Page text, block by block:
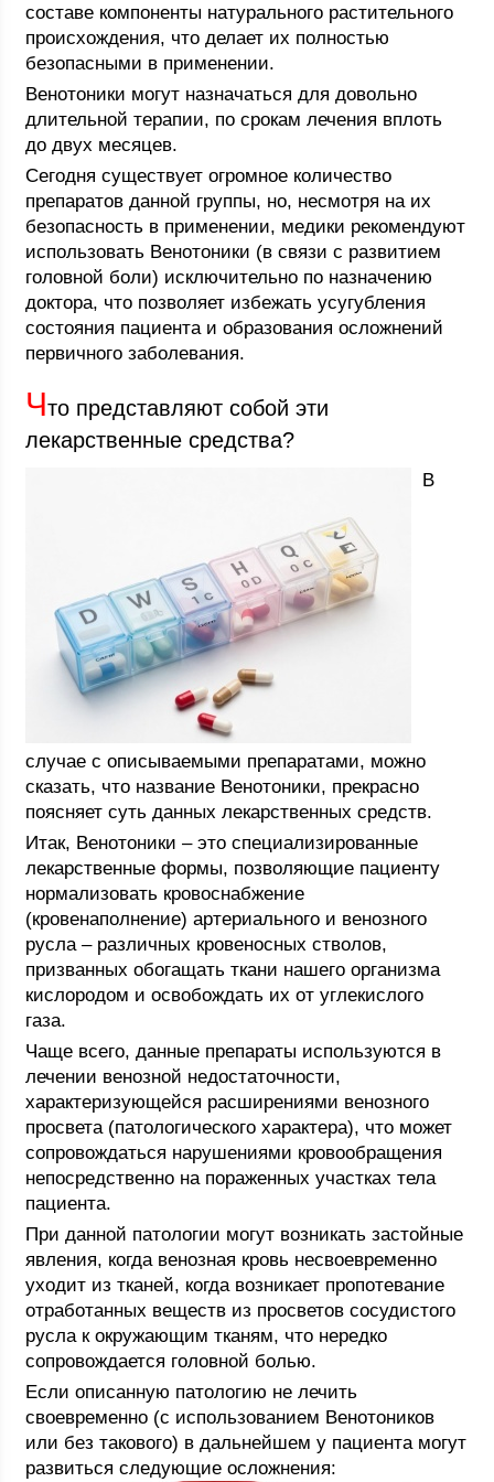
составе компоненты натурального растительного
происхождения, что делает их полностью
безопасными в применении.
Венотоники могут назначаться для довольно
длительной терапии, по срокам лечения вплоть
до двух месяцев.
Сегодня существует огромное количество
препаратов данной группы, но, несмотря на их
безопасность в применении, медики рекомендуют
использовать Венотоники (в связи с развитием
головной боли) исключительно по назначению
доктора, что позволяет избежать усугубления
состояния пациента и образования осложнений
первичного заболевания.
Что представляют собой эти
лекарственные средства?
В
случае с описываемыми препаратами, можно
сказать, что название Венотоники, прекрасно
поясняет суть данных лекарственных средств.
Итак, Венотоники – это специализированные
лекарственные формы, позволяющие пациенту
нормализовать кровоснабжение
(кровенаполнение) артериального и венозного
русла – различных кровеносных стволов,
призванных обогащать ткани нашего организма
кислородом и освобождать их от углекислого
газа.
Чаще всего, данные препараты используются в
лечении венозной недостаточности,
характеризующейся расширениями венозного
просвета (патологического характера), что может
сопровождаться нарушениями кровообращения
непосредственно на пораженных участках тела
пациента.
При данной патологии могут возникать застойные
явления, когда венозная кровь несвоевременно
уходит из тканей, когда возникает пропотевание
отработанных веществ из просветов сосудистого
русла к окружающим тканям, что нередко
сопровождается головной болью.
Если описанную патологию не лечить
своевременно (с использованием Венотоников
или без такового) в дальнейшем у пациента могут
развиться следующие осложнения: